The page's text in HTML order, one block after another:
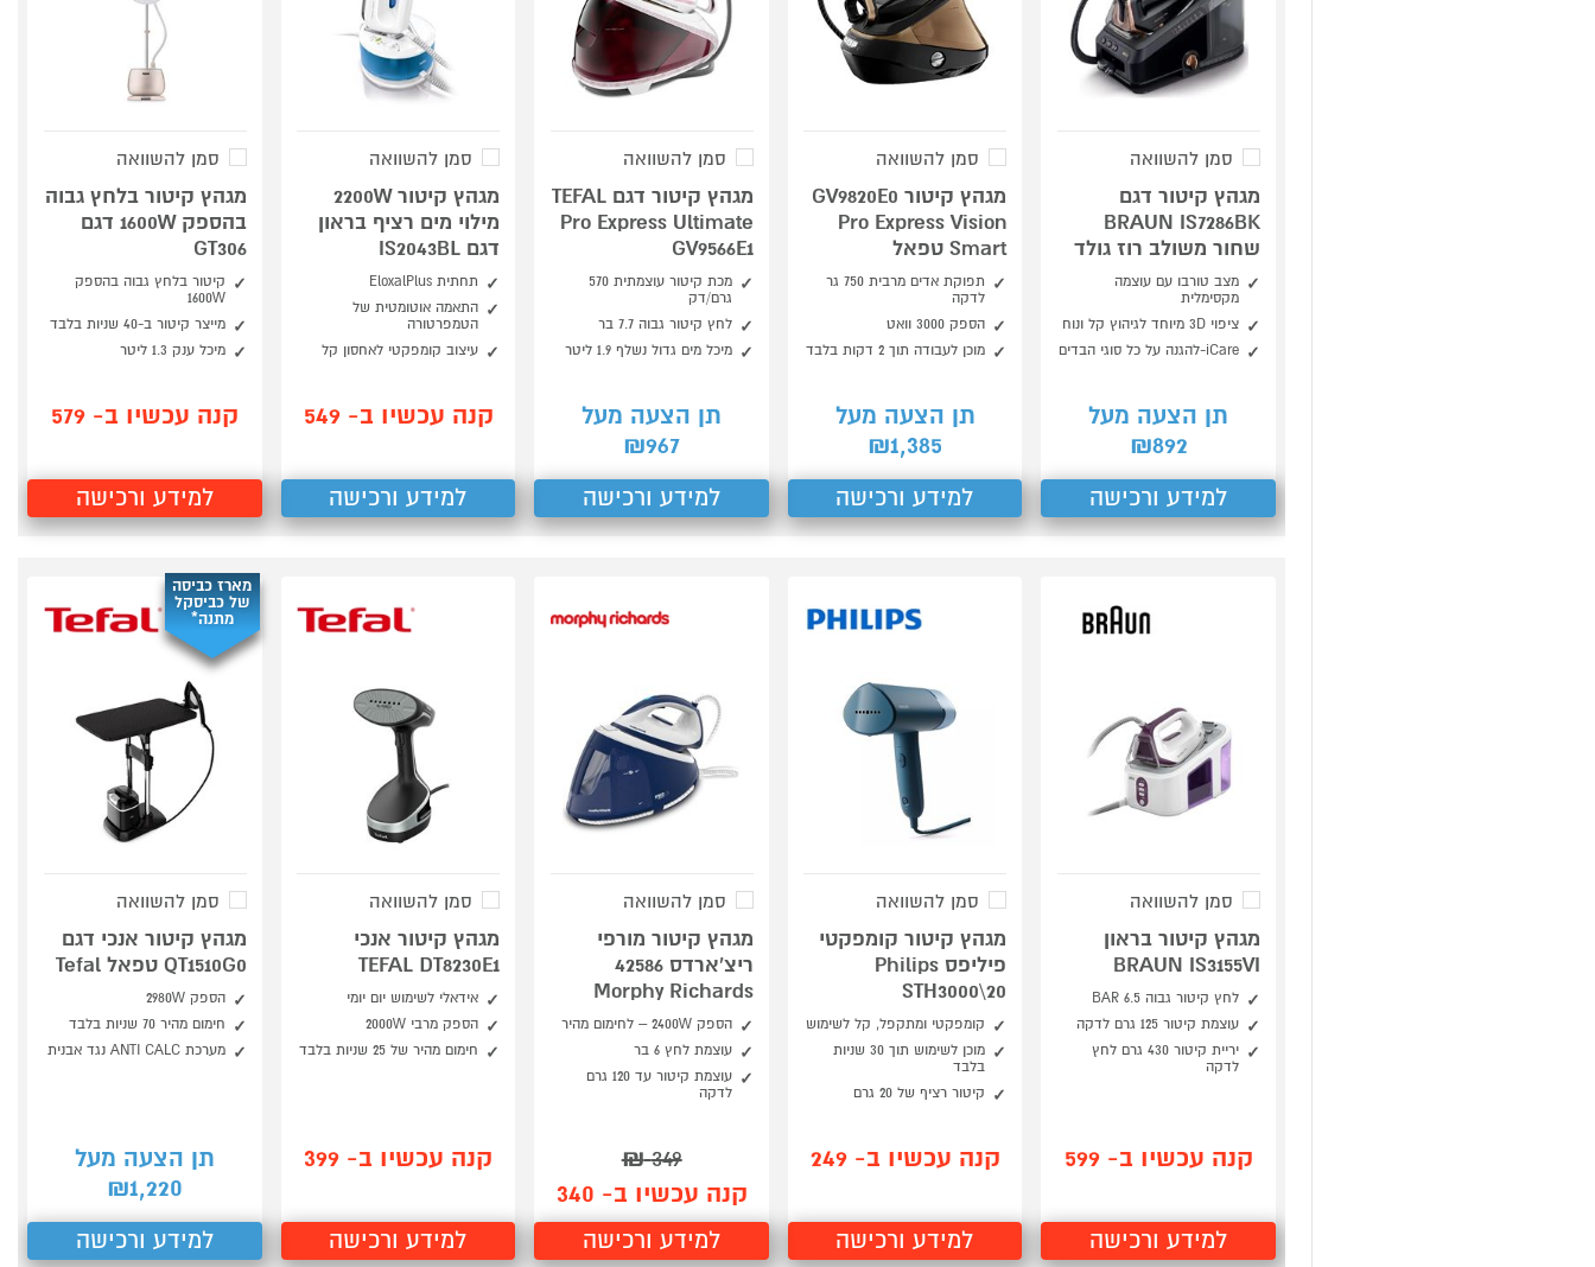
סמן להשוואה
מגהץ קיטור דגם
BRAUN IS7286BK
שחור משולב רוז גולד
מצב טורבו עם עוצמה
מקסימלית
ציפוי 3D מיוחד לגיהוץ קל ונוח
iCare-להגנה על כל סוגי הבדים
תן הצעה מעל
₪892
למידע ורכישה
סמן להשוואה
מגהץ קיטור GV9820E0
Pro Express Vision
Smart טפאל
תפוקת אדים מרבית 750 גר
לדקה
הספק 3000 וואט
מוכן לעבודה תוך 2 דקות בלבד
תן הצעה מעל
₪1,385
למידע ורכישה
סמן להשוואה
מגהץ קיטור דגם TEFAL
Pro Express Ultimate
GV9566E1
מכת קיטור עוצמתית ‎570‎
גרם/דק
לחץ קיטור גבוה ‎7.7‎ בר
מיכל מים גדול נשלף ‎1.9‎ ליטר
תן הצעה מעל
₪967
למידע ורכישה
סמן להשוואה
מגהץ קיטור 2200W
מילוי מים רציף בראון
דגם IS2043BL
תחתית EloxalPlus
התאמה אוטומטית של
הטמפרטורה
עיצוב קומפקטי לאחסון קל
קנה עכשיו ב- 549
למידע ורכישה
סמן להשוואה
מגהץ קיטור בלחץ גבוה
בהספק 1600W דגם
GT306
קיטור בלחץ גבוה בהספק
1600W
מייצר קיטור ב-40 שניות בלבד
מיכל ענק 1.3 ליטר
קנה עכשיו ב- 579
למידע ורכישה
סמן להשוואה
מגהץ קיטור בראון
BRAUN IS3155VI
לחץ קיטור גבוה BAR 6.5
עוצמת קיטור 125 גרם לדקה
יריית קיטור 430 גרם לחץ
לדקה
קנה עכשיו ב- 599
למידע ורכישה
סמן להשוואה
מגהץ קיטור קומפקטי
פיליפס Philips
STH3000\20
קומפקטי ומתקפל, קל לשימוש
מוכן לשימוש תוך 30 שניות
בלבד
קיטור רציף של 20 גרם
קנה עכשיו ב- 249
למידע ורכישה
סמן להשוואה
מגהץ קיטור מורפי
ריצ'ארדס 42586
Morphy Richards
הספק 2400W – לחימום מהיר
עוצמת לחץ 6 בר
עוצמת קיטור עד 120 גרם
לדקה
349
₪
קנה עכשיו ב- 340
למידע ורכישה
סמן להשוואה
מגהץ קיטור אנכי
TEFAL DT8230E1
אידאלי לשימוש יום יומי
הספק מרבי 2000W
חימום מהיר של 25 שניות בלבד
קנה עכשיו ב- 399
למידע ורכישה
מארז כביסה
של כביסקל
מתנה*
סמן להשוואה
מגהץ קיטור אנכי דגם
QT1510G0 טפאל Tefal
הספק 2980W
חימום מהיר 70 שניות בלבד
מערכת ANTI CALC נגד אבנית
תן הצעה מעל
₪1,220
למידע ורכישה